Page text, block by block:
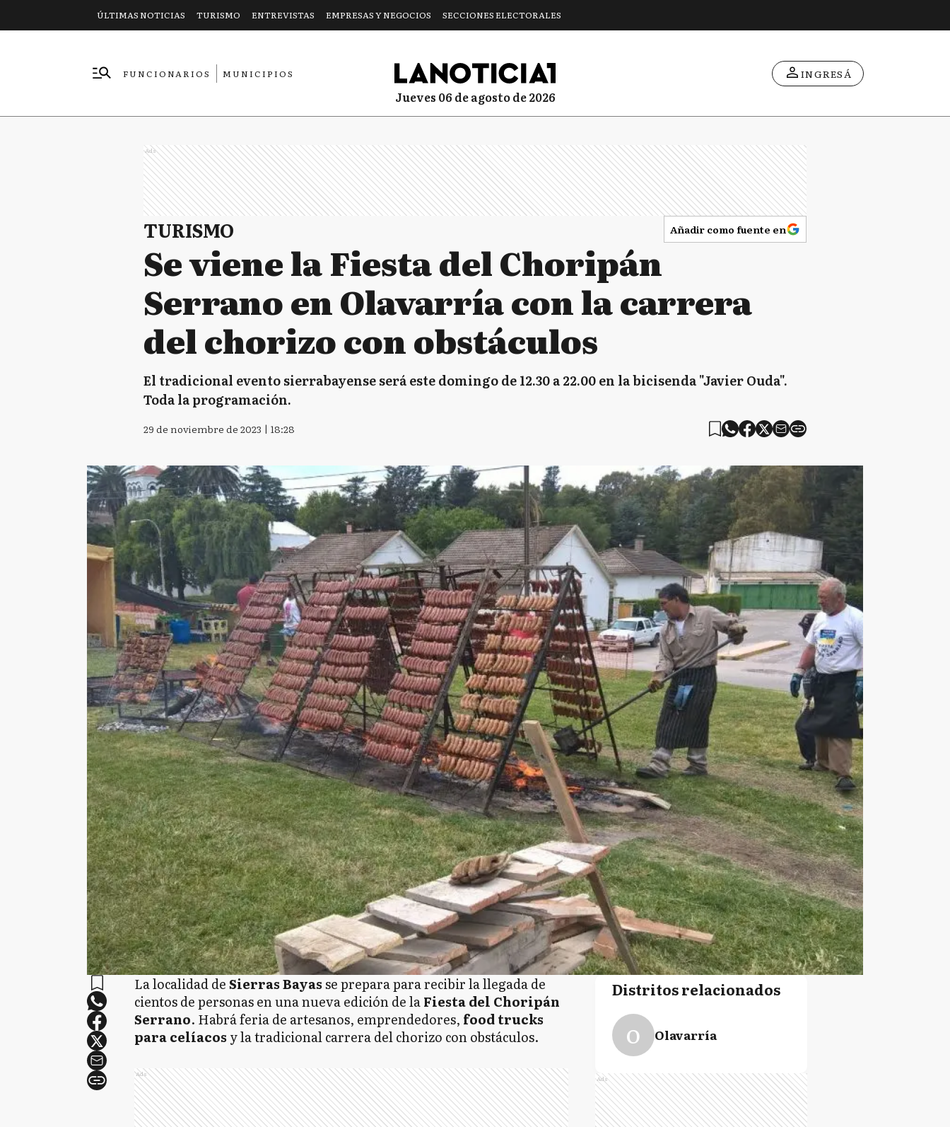
ÚLTIMAS NOTICIAS TURISMO ENTREVISTAS EMPRESAS Y NEGOCIOS SECCIONES ELECTORALES
FUNCIONARIOS
MUNICIPIOS
jueves 06 de agosto de 2026
INGRESÁ
Ads
TURISMO Añadir como fuente en
Se viene la Fiesta del Choripán
Serrano en Olavarría con la carrera
del chorizo con obstáculos
El tradicional evento sierrabayense será este domingo de 12.30 a 22.00 en la bicisenda "Javier Ouda".
Toda la programación.
29 de noviembre de 2023 | 18:28
La localidad deSierras Bayasse prepara para recibir la llegada de
cientos de personas en una nueva edición de laFiesta del Choripán
Serrano. Habrá feria de artesanos, emprendedores, food trucks
para celíacos y la tradicional carrera del chorizo con obstáculos.
Ads
Distritos relacionados
O Olavarría
Ads